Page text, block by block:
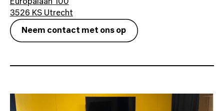
Europalaan 100
3526 KS Utrecht
Neem contact met ons op